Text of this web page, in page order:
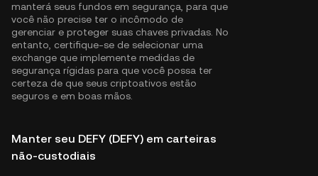
manterá seus fundos em segurança, para que
você não precise ter o incômodo de
gerenciar e proteger suas chaves privadas. No
entanto, certifique-se de selecionar uma
exchange que implemente medidas de
segurança rígidas para que você possa ter
certeza de que seus criptoativos estão
seguros e em boas mãos.
Manter seu DEFY (DEFY) em carteiras
não-custodiais